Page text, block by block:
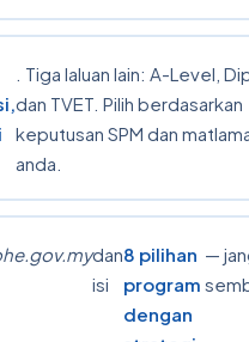
. Tiga laluan lain: A-Level,
dan TVET. Pilih berdasarkan
keputusan SPM dan
anda.
dan
isi
8 pilihan
program
dengan
—